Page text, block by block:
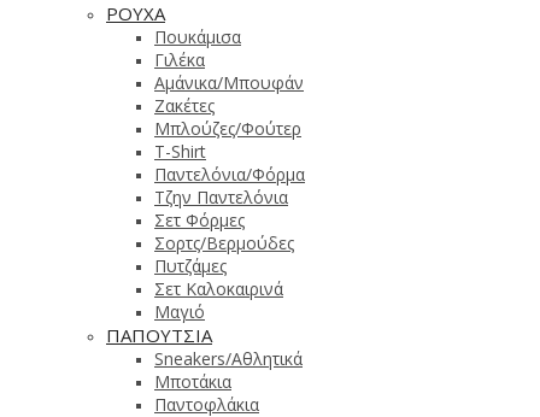
ΡΟΥΧΑ
Πουκάμισα
Γιλέκα
Αμάνικα/Μπουφάν
Ζακέτες
Μπλούζες/Φούτερ
T-Shirt
Παντελόνια/Φόρμα
Τζην Παντελόνια
Σετ Φόρμες
Σορτς/Βερμούδες
Πυτζάμες
Σετ Καλοκαιρινά
Μαγιό
ΠΑΠΟΥΤΣΙΑ
Sneakers/Aθλητικά
Μποτάκια
Παντοφλάκια